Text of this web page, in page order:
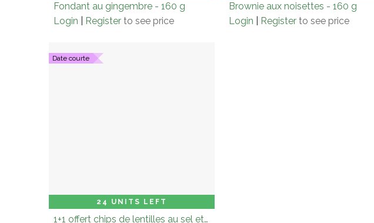
Fondant au gingembre - 160 g
Login
Register to see price
Brownie aux noisettes - 160 g
Login
Register to see price
Date courte
24 UNITS LEFT
Carton (× 12.0) Add to Cart
1+1 offert chips de lentilles au sel et poivre - 75 g